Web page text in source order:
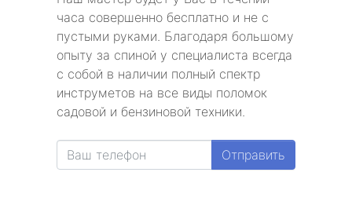
часа совершенно бесплатно и не с
пустыми руками. Благодаря большому
опыту за спиной у специалиста всегда
с собой в наличии полный спектр
инструметов на все виды поломок
садовой и бензиновой техники.
Отправить